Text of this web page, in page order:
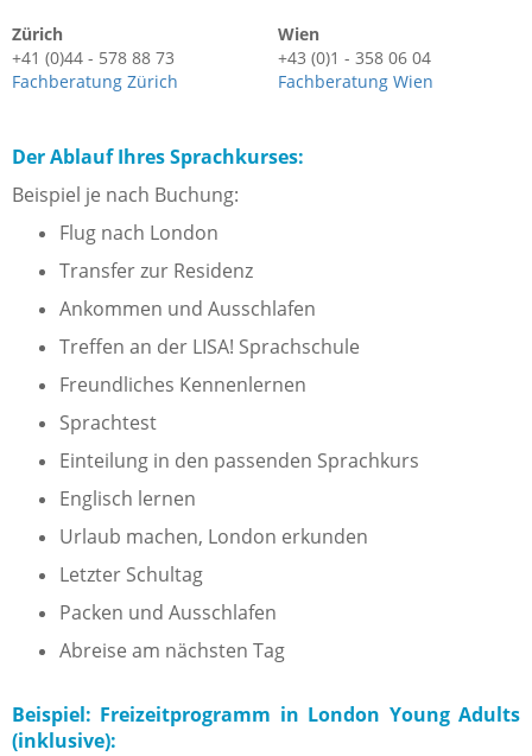
Zürich
+41 (0)44 - 578 88 73
Fachberatung Zürich
Wien
+43 (0)1 - 358 06 04
Fachberatung Wien
Der Ablauf Ihres Sprachkurses:
Beispiel je nach Buchung:
Flug nach London
Transfer zur Residenz
Ankommen und Ausschlafen
Treffen an der LISA! Sprachschule
Freundliches Kennenlernen
Sprachtest
Einteilung in den passenden Sprachkurs
Englisch lernen
Urlaub machen, London erkunden
Letzter Schultag
Packen und Ausschlafen
Abreise am nächsten Tag
Beispiel: Freizeitprogramm in London Young Adults
(inklusive):